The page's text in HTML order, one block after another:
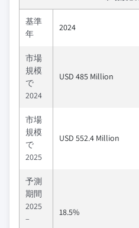
基準
年
2024
市場
規模
で
2024
USD 485 Million
市場
規模
で
2025
USD 552.4 Million
予測
期間
2025
–
18.5%